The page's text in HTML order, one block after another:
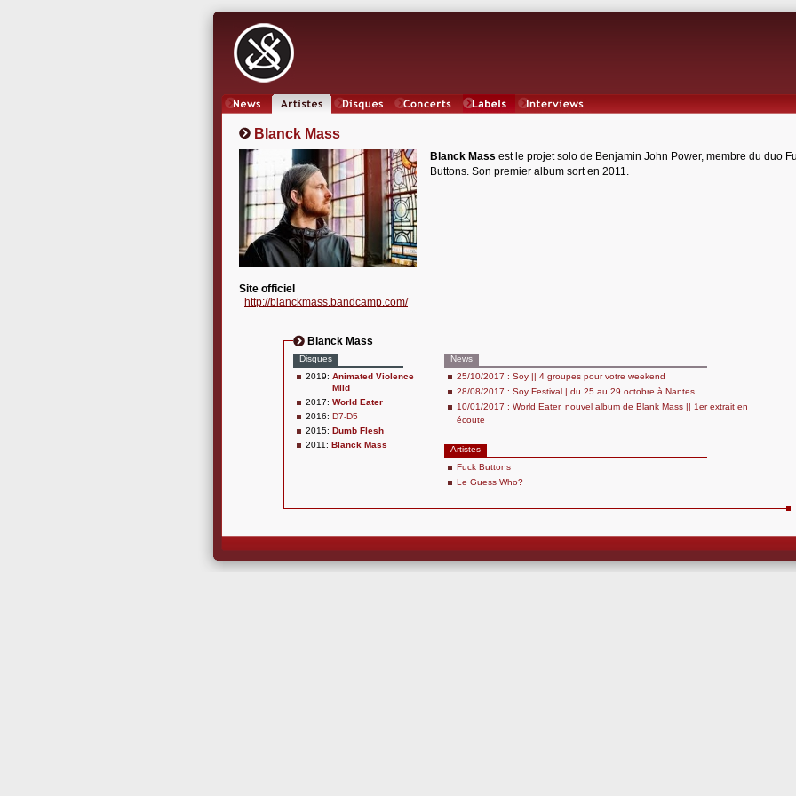
Blanck Mass
Blanck Mass est le projet solo de Benjamin John Power, membre du duo
Buttons. Son premier album sort en 2011.
Site officiel
http://blanckmass.bandcamp.com/
Blanck Mass
Disques
2019: Animated Violence
Mild
2017: World Eater
2016: D7-D5
2015: Dumb Flesh
2011: Blanck Mass
News
25/10/2017 : Soy || 4 groupes pour votre weekend
28/08/2017 : Soy Festival | du 25 au 29 octobre à Nantes
10/01/2017 : World Eater, nouvel album de Blank Mass || 1er extrait en
écoute
Artistes
Fuck Buttons
Le Guess Who?